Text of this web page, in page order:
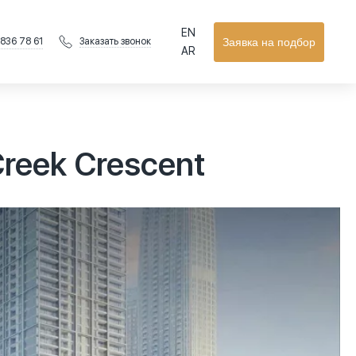
78 61 Заказать звонок Заявка на подбор
EN
AR
Crescent